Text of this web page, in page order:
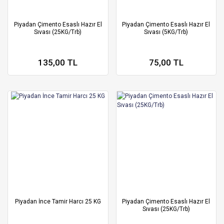
Piyadan Çimento Esaslı Hazır El
Sıvası (25KG/Trb)
135,00 TL
Piyadan Çimento Esaslı Hazır El
Sıvası (5KG/Trb)
75,00 TL
Piyadan İnce Tamir Harcı 25 KG
Piyadan Çimento Esaslı Hazır El
Sıvası (25KG/Trb)